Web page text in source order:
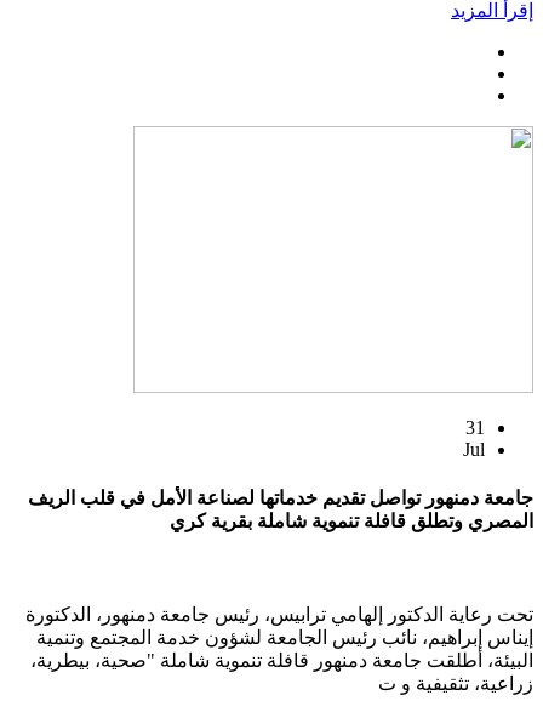
إقرأ المزيد
31
Jul
جامعة دمنهور تواصل تقديم خدماتها لصناعة الأمل في قلب الريف
المصري وتطلق قافلة تنموية شاملة بقرية كري
تحت رعاية الدكتور إلهامي ترابيس، رئيس جامعة دمنهور، الدكتورة
إيناس إبراهيم، نائب رئيس الجامعة لشؤون خدمة المجتمع وتنمية
البيئة، أطلقت جامعة دمنهور قافلة تنموية شاملة "صحية، بيطرية،
زراعية، تثقيفية و ت